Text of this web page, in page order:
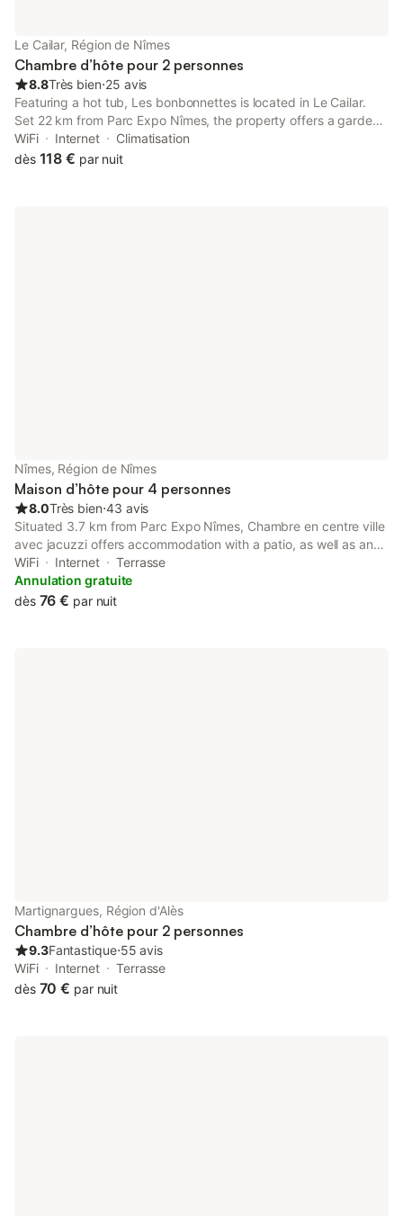
calme sont respectées. Le centre de Fontarèches est à
proximité et un service de location de voitures peut être
organisé.
Le Cailar, Région de Nîmes
Chambre d’hôte pour 2 personnes
8.8Très bien⋅25 avis
Featuring a hot tub, Les bonbonnettes is located in Le Cailar.
Set 22 km from Parc Expo Nîmes, the property offers a garden
and free private parking. Offering free WiFi throughout the
property, the non-smoking bed and breakfast features a hot
WiFi Internet
Climatisation
dès 118 € par nuit
Nîmes, Région de Nîmes
Maison d’hôte pour 4 personnes
8.0Très bien⋅43 avis
Situated 3.7 km from Parc Expo Nîmes, Chambre en centre ville
avec jacuzzi offers accommodation with a patio, as well as an
open-air bath. The accommodation has a spa bath and a hot
tub.
WiFi Internet
Terrasse
Annulation gratuite
dès 76 € par nuit
Martignargues, Région d'Alès
Chambre d’hôte pour 2 personnes
9.3Fantastique⋅55 avis
WiFi
Internet
Terrasse
dès 70 € par nuit